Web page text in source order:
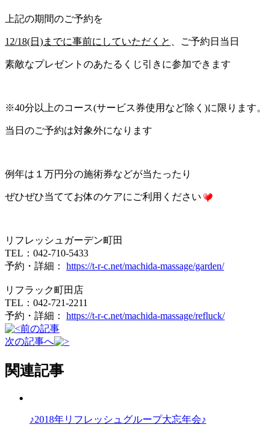
上記の期間のご予約を
12/18(日)までに事前にしていただくと ご予約日当日
素敵なプレゼントのあたるくじ引きに参加できます
※40分以上のコース(サービス券使用など除く)に限ります。
当日のご予約は対象外になります
例年は１万円分の施術券などが当たったり
ぜひぜひ当ててお体のケアにご利用ください
リフレッシュガーデン町田
TEL：042-710-5433
予約・詳細： https://t-r-c.net/machida-massage/garden/
リフラック町田店
TEL：042-721-2211
予約・詳細： https://t-r-c.net/machida-massage/refluck/
前の記事
次の記事へ
関連記事
♪2018年リフレッシュグループ大忘年会♪